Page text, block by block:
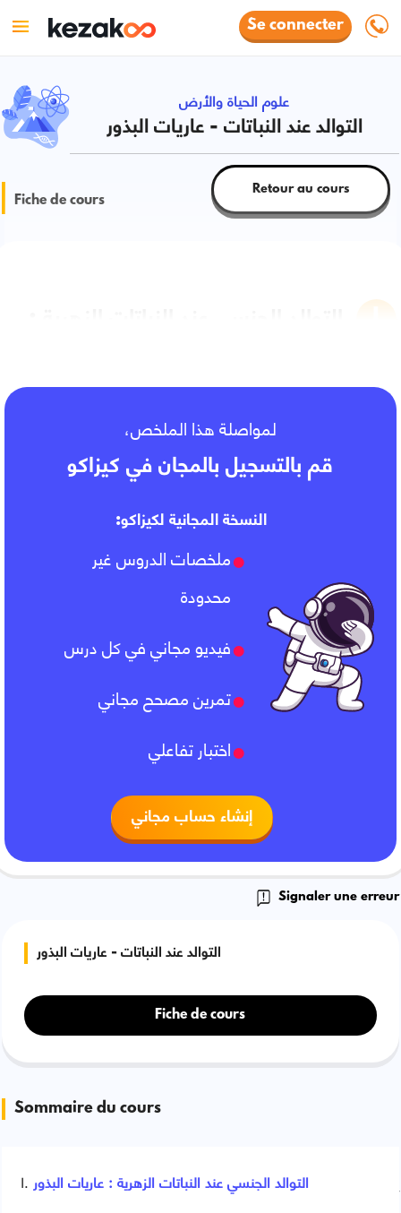
Se connecter
علوم الحياة والأرض
التوالد عند النباتات - عاريات البذور
Fiche de cours
Retour au cours
لمواصلة هذا الملخص،
قم بالتسجيل بالمجان في كيزاكو
النسخة المجانية لكيزاكو:
ملخصات الدروس غير
محدودة
فيديو مجاني في كل درس
تمرين مصحح مجاني
اختبار تفاعلي
إنشاء حساب مجاني
Signaler une erreur
التوالد عند النباتات - عاريات البذور
Fiche de cours
Sommaire du cours
التوالد الجنسي عند النباتات الزهرية : عاريات البذورSignaler une erreur